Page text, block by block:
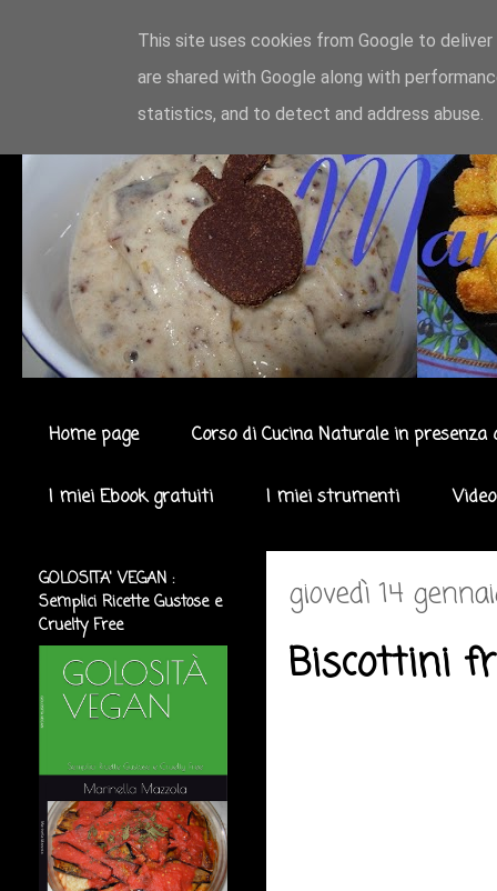
Home page Corso di Cucina Naturale in presenza
I miei Ebook gratuiti I miei strumenti
giovedì 14
Biscottini
GOLOSITA' VEGAN :
Semplici Ricette Gustose e
Cruelty Free
This site uses cookies from Google to
are shared with Google along with
statistics, and to detect and address abuse.